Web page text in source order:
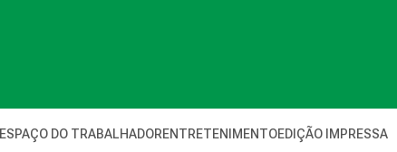
ESPAÇO DO TRABALHADORENTRETENIMENTOEDIÇÃO IMPRESSA